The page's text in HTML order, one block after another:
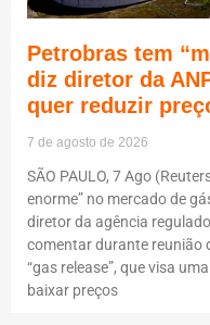
Petrobras tem
diz diretor da
quer reduzir
7 de agosto de 2026
SÃO PAULO, 7 Ago
enorme” no mercado de
diretor da agência
comentar durante reunião
“gas release”, que visa
baixar preços